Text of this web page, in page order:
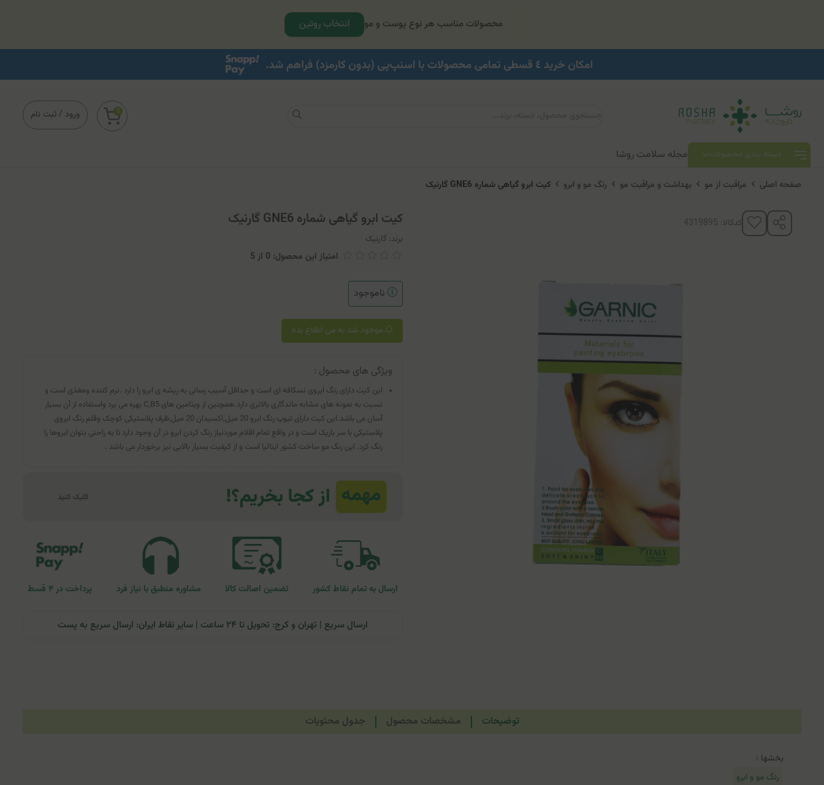
محصولات مناسب هر نوع پوست و مو انتخاب روتین
ورود / ثبت نام 0
دسته بندی محصولات مجله سلامت روشا
صفحه اصلی مراقبت از مو بهداشت و مراقبت مو رنگ مو و ابرو کیت ابرو گیاهی شماره GNE6 گارنیک
کدکالا: کیت ابرو گیاهی شماره GNE6 گارنیک
برند: گارنیک
امتیاز این محصول: 0 از 5
ناموجود
موجود شد به من اطلاع بده
ویژگی های محصول :
این کیت دارای رنگ ابروی نسکافه ای است و حداقل آسیب رسانی به ریشه ی ابرو را دارد .نرم کننده ومغذی است و
نسبت به نمونه های مشابه ماندگاری بالاتری دارد.همچنین از ویتامین های C,B5 بهره می برد واستفاده از آن بسیار
آسان می باشد.این کیت دارای تیوپ رنگ ابرو 20 میل,اکسیدان 20 میل,ظرف پلاستیکی کوچک وقلم رنگ ابروی
پلاستیکی با سر باریک است و در واقع تمام اقلام موردنیاز رنگ کردن ابرو در آن وجود دارد تا به راحتی بتوان ابروها را
رنگ کرد. این رنگ مو ساخت کشور ایتالیا است و از کیفیت بسیار بالایی نیز برخوردار می باشد .
ارسال به تمام نقاط کشور تضمین اصالت کالا مشاوره منطبق با نیاز فرد پرداخت در ۴ قسط
ارسال سریع | تهران و کرج: تحویل تا ۲۴ ساعت | سایر نقاط ایران: ارسال سریع به پست
توضیحات مشخصات محصول جدول محتویات
بخشها :
رنگ مو و ابرو